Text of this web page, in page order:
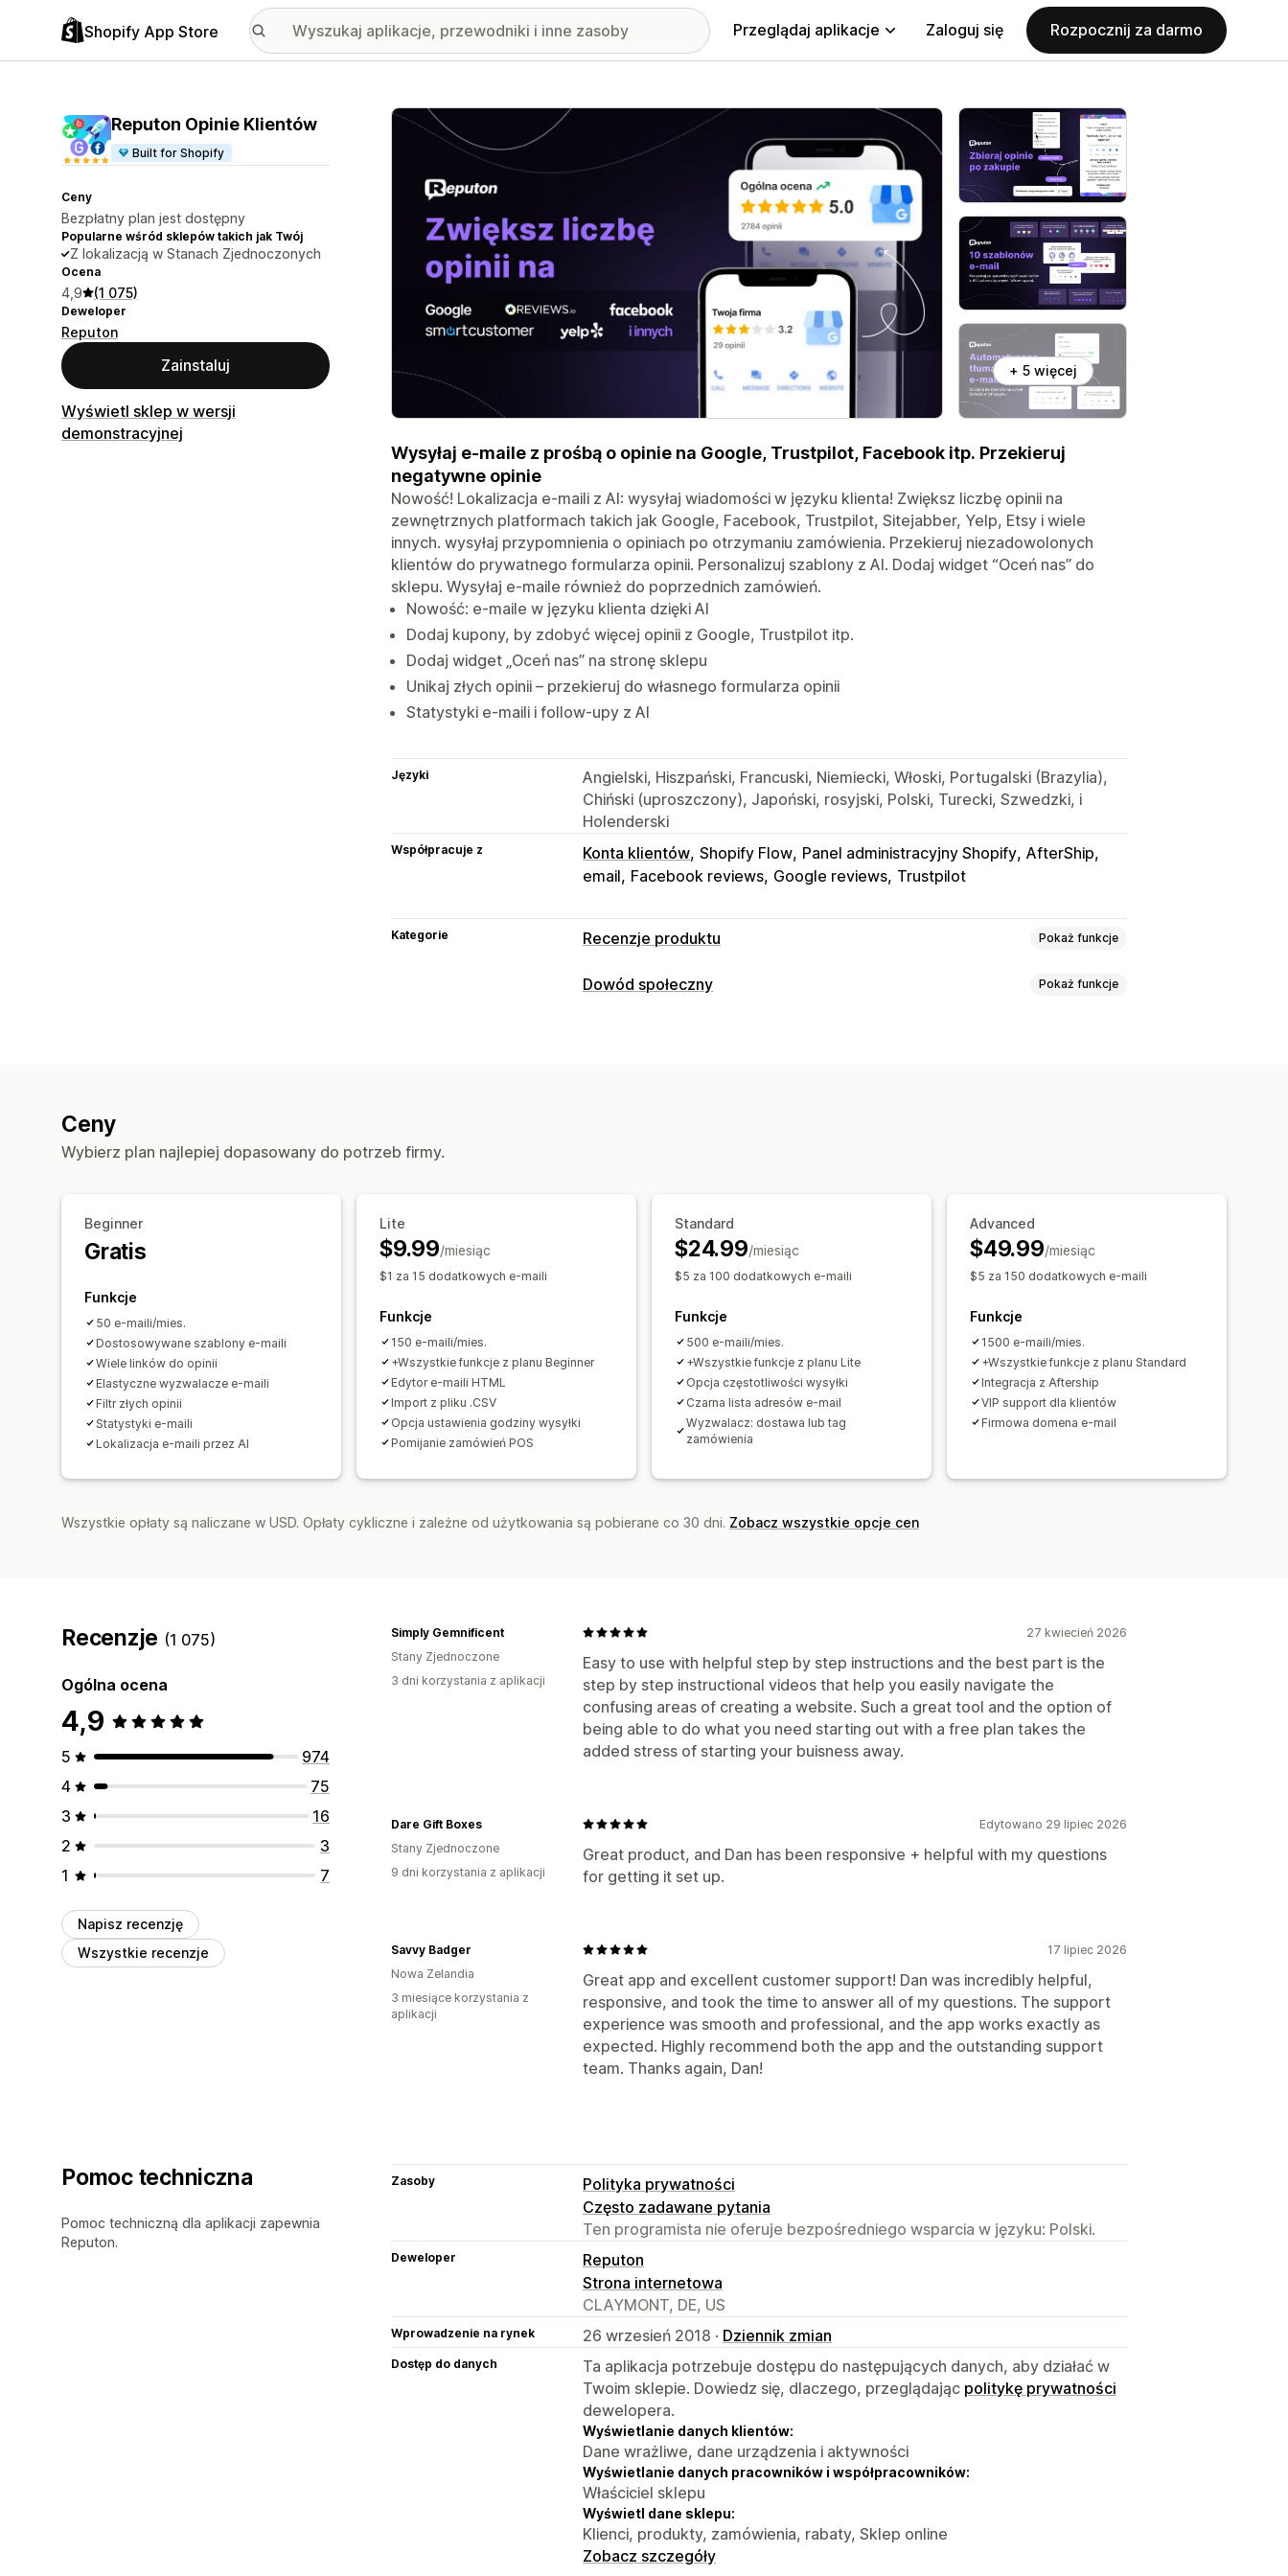
Shopify App Store Przeglądaj aplikacje Zaloguj się Rozpocznij za darmo
Reputon Opinie Klientów
Built for Shopify
Ceny
Bezpłatny plan jest dostępny
Popularne wśród sklepów takich jak Twój
Z lokalizacją w Stanach Zjednoczonych
Ocena
4,9 (1 075)
Deweloper
Reputon
Zainstaluj
Wyświetl sklep w wersji
demonstracyjnej
Wyróżnione obrazy w galerii
+ 5 więcej
Wysyłaj e-maile z prośbą o opinie na Google, Trustpilot, Facebook itp. Przekieruj
negatywne opinie
Nowość! Lokalizacja e-maili z AI: wysyłaj wiadomości w języku klienta! Zwiększ liczbę opinii na
zewnętrznych platformach takich jak Google, Facebook, Trustpilot, Sitejabber, Yelp, Etsy i wiele
innych. wysyłaj przypomnienia o opiniach po otrzymaniu zamówienia. Przekieruj niezadowolonych
klientów do prywatnego formularza opinii. Personalizuj szablony z AI. Dodaj widget “Oceń nas” do
sklepu. Wysyłaj e-maile również do poprzednich zamówień.
Nowość: e-maile w języku klienta dzięki AI
Dodaj kupony, by zdobyć więcej opinii z Google, Trustpilot itp.
Dodaj widget „Oceń nas” na stronę sklepu
Unikaj złych opinii – przekieruj do własnego formularza opinii
Statystyki e-maili i follow-upy z AI
Języki
Angielski, Hiszpański, Francuski, Niemiecki, Włoski, Portugalski (Brazylia),
Chiński (uproszczony), Japoński, rosyjski, Polski, Turecki, Szwedzki, i
Holenderski
Współpracuje z Konta klientów Shopify Flow Panel administracyjny Shopify AfterShip
email Facebook reviews Google reviews Trustpilot
Kategorie Recenzje produktu Pokaż funkcje
Opcje wyświetlania
Dowód społeczny Pokaż funkcje
Ceny
Wybierz plan najlepiej dopasowany do potrzeb firmy.
Beginner
Gratis
Funkcje
50 e-maili/mies.
Dostosowywane szablony e-maili
Wiele linków do opinii
Elastyczne wyzwalacze e-maili
Filtr złych opinii
Statystyki e-maili
Lokalizacja e-maili przez AI
Lite
$9.99/miesiąc
$1 za 15 dodatkowych e-maili
Funkcje
150 e-maili/mies.
+Wszystkie funkcje z planu Beginner
Edytor e-maili HTML
Import z pliku .CSV
Opcja ustawienia godziny wysyłki
Pomijanie zamówień POS
Standard
$24.99/miesiąc
$5 za 100 dodatkowych e-maili
Funkcje
500 e-maili/mies.
+Wszystkie funkcje z planu Lite
Opcja częstotliwości wysyłki
Czarna lista adresów e-mail
Wyzwalacz: dostawa lub tag
zamówienia
Advanced
$49.99/miesiąc
$5 za 150 dodatkowych e-maili
Funkcje
1500 e-maili/mies.
+Wszystkie funkcje z planu Standard
Integracja z Aftership
VIP support dla klientów
Firmowa domena e-mail
Wszystkie opłaty są naliczane w USD. Opłaty cykliczne i zależne od użytkowania są pobierane co 30 dni. Zobacz wszystkie opcje cen
Recenzje (1 075)
Ogólna ocena
4,9
5
974
4
75
3
16
2
3
1
7
Napisz recenzję
Wszystkie recenzje
27 kwiecień 2026
Easy to use with helpful step by step instructions and the best part is the
step by step instructional videos that help you easily navigate the
confusing areas of creating a website. Such a great tool and the option of
being able to do what you need starting out with a free plan takes the
added stress of starting your buisness away.
Simply Gemnificent
Stany Zjednoczone
3 dni korzystania z aplikacji
Edytowano 29 lipiec 2026
Great product, and Dan has been responsive + helpful with my questions
for getting it set up.
Dare Gift Boxes
Stany Zjednoczone
9 dni korzystania z aplikacji
17 lipiec 2026
Great app and excellent customer support! Dan was incredibly helpful,
responsive, and took the time to answer all of my questions. The support
experience was smooth and professional, and the app works exactly as
expected. Highly recommend both the app and the outstanding support
team. Thanks again, Dan!
Savvy Badger
Nowa Zelandia
3 miesiące korzystania z
aplikacji
Pomoc techniczna
Pomoc techniczną dla aplikacji zapewnia
Reputon.
Zasoby
Polityka prywatności
Często zadawane pytania
Ten programista nie oferuje bezpośredniego wsparcia w języku: Polski.
Deweloper
Reputon
Strona internetowa
CLAYMONT, DE, US
Wprowadzenie na rynek 26 wrzesień 2018 · Dziennik zmian
Dostęp do danych
Ta aplikacja potrzebuje dostępu do następujących danych, aby działać w
Twoim sklepie. Dowiedz się, dlaczego, przeglądając politykę prywatności
dewelopera.
Wyświetlanie danych klientów:
Dane wrażliwe, dane urządzenia i aktywności
Wyświetlanie danych pracowników i współpracowników:
Właściciel sklepu
Wyświetl dane sklepu:
Klienci, produkty, zamówienia, rabaty, Sklep online
Zobacz szczegóły